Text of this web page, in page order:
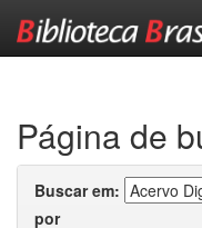
Página de
Buscar em:
por